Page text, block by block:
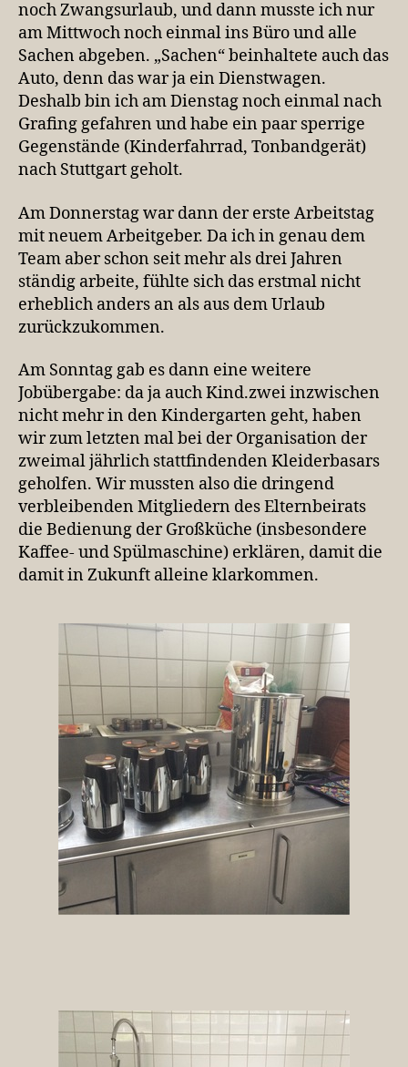
noch Zwangsurlaub, und dann musste ich nur
am Mittwoch noch einmal ins Büro und alle
Sachen abgeben. „Sachen“ beinhaltete auch das
Auto, denn das war ja ein Dienstwagen.
Deshalb bin ich am Dienstag noch einmal nach
Grafing gefahren und habe ein paar sperrige
Gegenstände (Kinderfahrrad, Tonbandgerät)
nach Stuttgart geholt.
Am Donnerstag war dann der erste Arbeitstag
mit neuem Arbeitgeber. Da ich in genau dem
Team aber schon seit mehr als drei Jahren
ständig arbeite, fühlte sich das erstmal nicht
erheblich anders an als aus dem Urlaub
zurückzukommen.
Am Sonntag gab es dann eine weitere
Jobübergabe: da ja auch Kind.zwei inzwischen
nicht mehr in den Kindergarten geht, haben
wir zum letzten mal bei der Organisation der
zweimal jährlich stattfindenden Kleiderbasars
geholfen. Wir mussten also die dringend
verbleibenden Mitgliedern des Elternbeirats
die Bedienung der Großküche (insbesondere
Kaffee- und Spülmaschine) erklären, damit die
damit in Zukunft alleine klarkommen.